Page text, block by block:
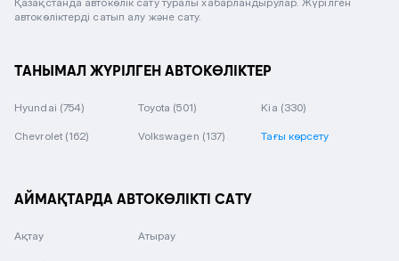
автокөліктерді сатып алу және сату.
ТАНЫМАЛ ЖҮРІЛГЕН АВТОКӨЛІКТЕР
Hyundai (754) Toyota (501) Kia (330)
Chevrolet (162) Volkswagen (137) Тағы көрсету
АЙМАҚТАРДА АВТОКӨЛІКТІ САТУ
Ақтау Атырау